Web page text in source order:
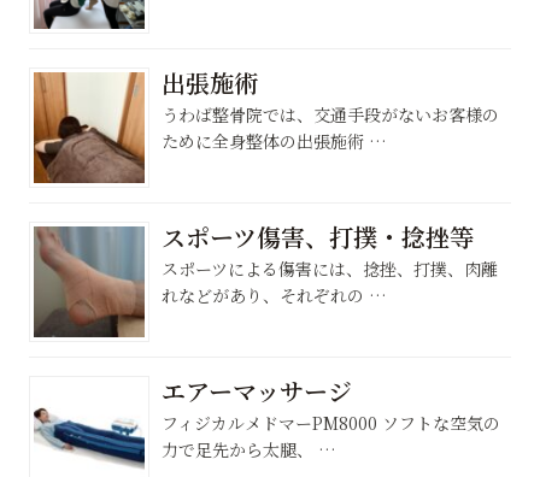
出張施術
うわば整骨院では、交通手段がないお客様の
ために全身整体の出張施術 …
スポーツ傷害、打撲・捻挫等
スポーツによる傷害には、捻挫、打撲、肉離
れなどがあり、それぞれの …
エアーマッサージ
フィジカルメドマーPM8000 ソフトな空気の
力で足先から太腿、 …